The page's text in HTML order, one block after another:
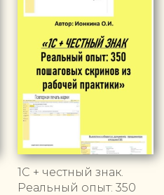
1С + честный знак.
Реальный опыт: 350